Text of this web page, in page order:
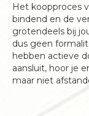
Het koopproces
bindend en de
grotendeels bij
dus geen
hebben actieve
aansluit, hoor je
maar niet